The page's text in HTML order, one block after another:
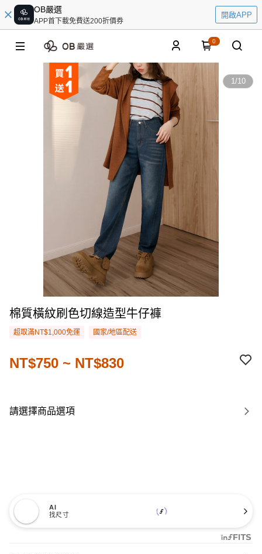
OB嚴選
APP首下載免費送200折價券
開啟APP
0
1/10
棉質橫紋刷色切線造型牛仔褲
超取滿NT$1,000免運 國家/地區配送
NT$750 ~ NT$830
請選擇商品選項
AI
找尺寸